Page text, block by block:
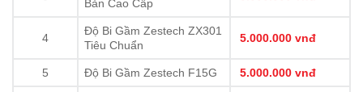
Bản Cao Cấp
4
Độ Bi Gầm Zestech ZX301
Tiêu Chuẩn
5.000.000 vnđ
5 Độ Bi Gầm Zestech F15G 5.000.000 vnđ